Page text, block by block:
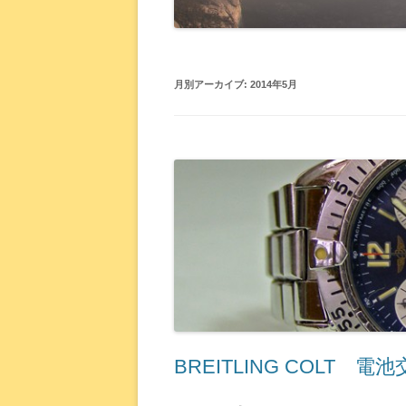
月別アーカイブ: 2014年5月
BREITLING COLT 電池